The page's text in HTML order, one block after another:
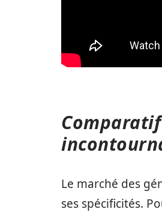
Le marché des
ses spécificités.